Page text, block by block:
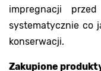
impregnacji
systematycznie co
konserwacji.
Zakupione